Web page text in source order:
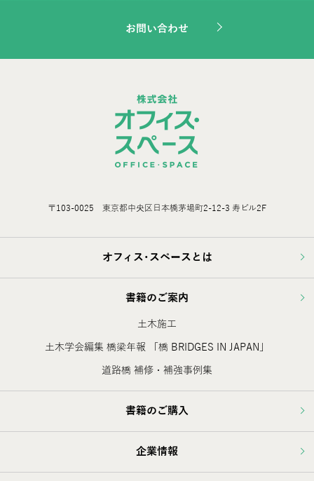
お問い合わせ
〒103-0025 東京都中央区日本橋茅場町2-12-3 寿ビル2F
オフィス･スペースとは
書籍のご案内
土木施工
土木学会編集 橋梁年報 「橋 BRIDGES IN JAPAN」
道路橋 補修・補強事例集
書籍のご購入
企業情報